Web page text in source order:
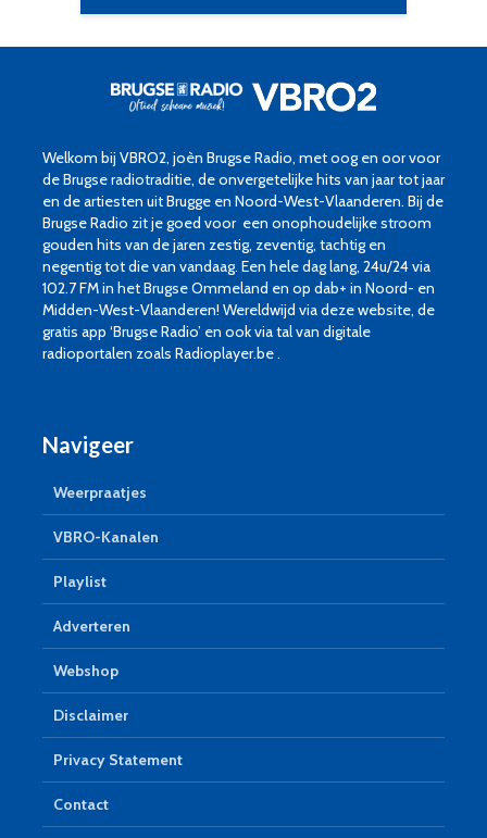
Welkom bij VBRO2, joèn Brugse Radio, met oog en oor voor
de Brugse radiotraditie, de onvergetelijke hits van jaar tot jaar
en de artiesten uit Brugge en Noord-West-Vlaanderen. Bij de
Brugse Radio zit je goed voor een onophoudelijke stroom
gouden hits van de jaren zestig, zeventig, tachtig en
negentig tot die van vandaag. Een hele dag lang, 24u/24 via
102.7 FM in het Brugse Ommeland en op dab+ in Noord- en
Midden-West-Vlaanderen! Wereldwijd via deze website, de
gratis app ‘Brugse Radio’ en ook via tal van digitale
radioportalen zoals Radioplayer.be .
Navigeer
Weerpraatjes
VBRO-Kanalen
Playlist
Adverteren
Webshop
Disclaimer
Privacy Statement
Contact